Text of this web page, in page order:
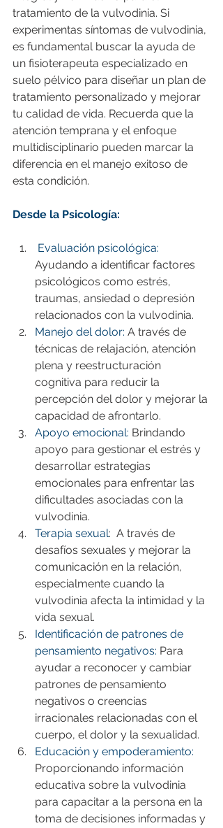
tratamiento de la vulvodinia. Si
experimentas síntomas de vulvodinia,
es fundamental buscar la ayuda de
un fisioterapeuta especializado en
suelo pélvico para diseñar un plan de
tratamiento personalizado y mejorar
tu calidad de vida. Recuerda que la
atención temprana y el enfoque
multidisciplinario pueden marcar la
diferencia en el manejo exitoso de
esta condición.
Desde la Psicología:
Evaluación psicológica:
Ayudando a identificar factores
psicológicos como estrés,
traumas, ansiedad o depresión
relacionados con la vulvodinia.
Manejo del dolor: A través de
técnicas de relajación, atención
plena y reestructuración
cognitiva para reducir la
percepción del dolor y mejorar la
capacidad de afrontarlo.
Apoyo emocional: Brindando
apoyo para gestionar el estrés y
desarrollar estrategias
emocionales para enfrentar las
dificultades asociadas con la
vulvodinia.
Terapia sexual:  A través de
desafíos sexuales y mejorar la
comunicación en la relación,
especialmente cuando la
vulvodinia afecta la intimidad y la
vida sexual.
Identificación de patrones de
pensamiento negativos: Para
ayudar a reconocer y cambiar
patrones de pensamiento
negativos o creencias
irracionales relacionadas con el
cuerpo, el dolor y la sexualidad.
Educación y empoderamiento:
Proporcionando información
educativa sobre la vulvodinia
para capacitar a la persona en la
toma de decisiones informadas y